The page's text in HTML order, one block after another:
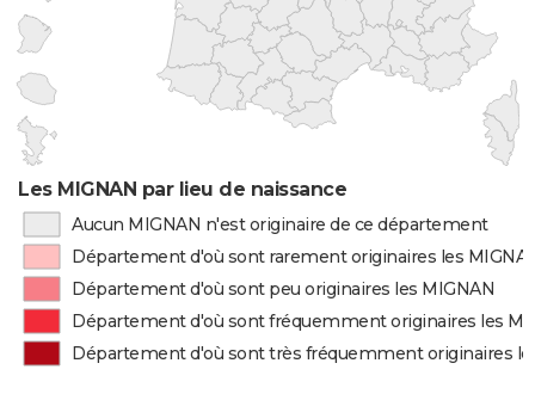
Les MIGNAN par lieu de naissance
Aucun MIGNAN n'est originaire de ce département
Département d'où sont rarement originaires les
Département d'où sont peu originaires les MIGNAN
Département d'où sont fréquemment originaires les
Département d'où sont très fréquemment originaires